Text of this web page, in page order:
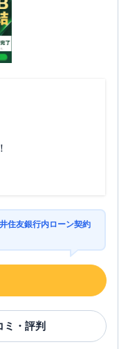
住友銀行内ローン契約
ミ・評判